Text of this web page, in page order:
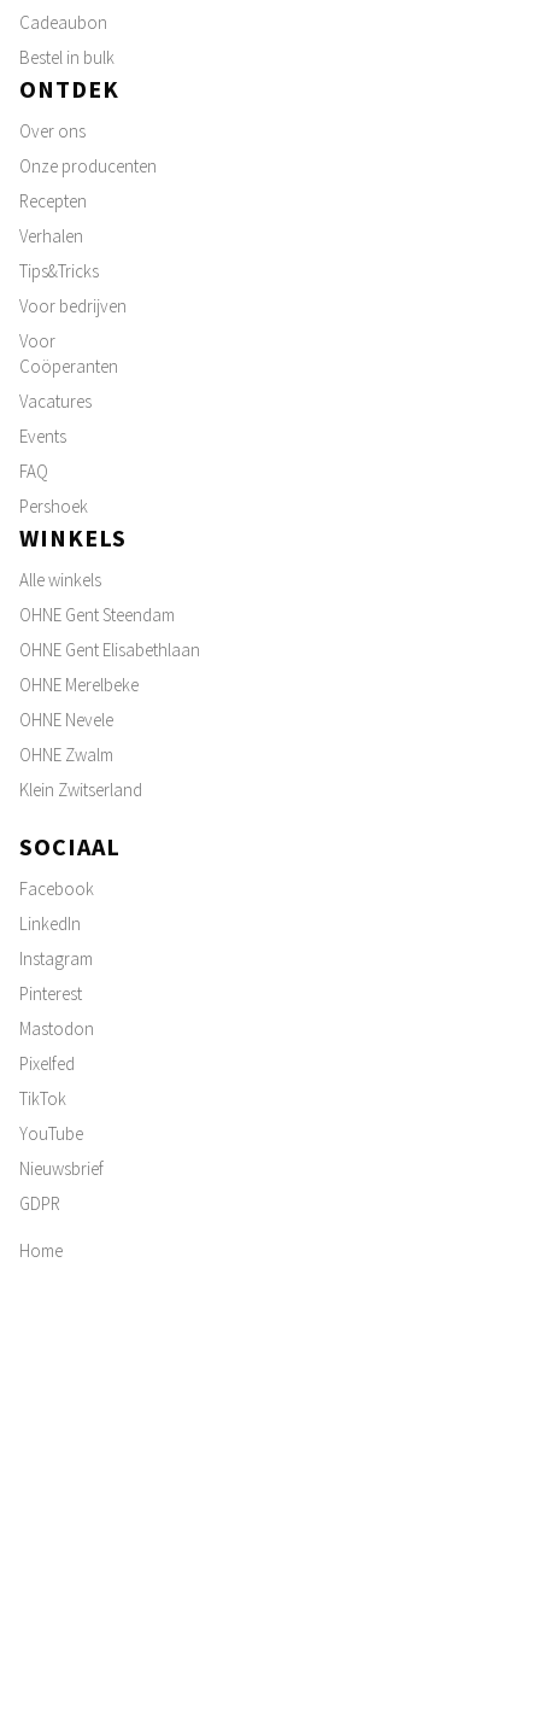
Cadeaubon
Bestel in bulk
ONTDEK
Over ons
Onze producenten
Recepten
Verhalen
Tips&Tricks
Voor bedrijven
Voor
Coöperanten
Vacatures
Events
FAQ
Pershoek
WINKELS
Alle winkels
OHNE Gent Steendam
OHNE Gent Elisabethlaan
OHNE Merelbeke
OHNE Nevele
OHNE Zwalm
Klein Zwitserland
SOCIAAL
Facebook
LinkedIn
Instagram
Pinterest
Mastodon
Pixelfed
TikTok
YouTube
Nieuwsbrief
GDPR
Home